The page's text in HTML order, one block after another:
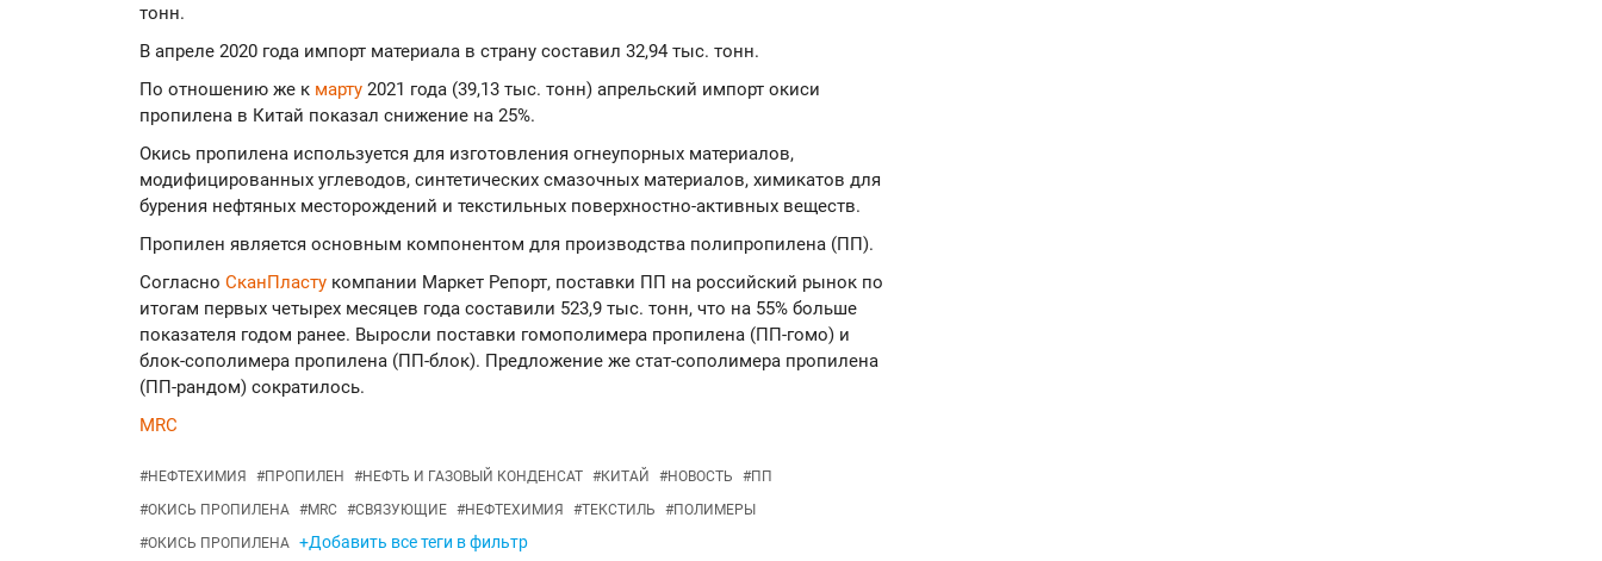
тонн.
В апреле 2020 года импорт материала в страну составил 32,94 тыс. тонн.
По отношению же к марту 2021 года (39,13 тыс. тонн) апрельский импорт окиси
пропилена в Китай показал снижение на 25%.
Окись пропилена используется для изготовления огнеупорных материалов,
модифицированных углеводов, синтетических смазочных материалов, химикатов для
бурения нефтяных месторождений и текстильных поверхностно-активных веществ.
Пропилен является основным компонентом для производства полипропилена (ПП).
Согласно СканПласту компании Маркет Репорт, поставки ПП на российский рынок по
итогам первых четырех месяцев года составили 523,9 тыс. тонн, что на 55% больше
показателя годом ранее. Выросли поставки гомополимера пропилена (ПП-гомо) и
блок-сополимера пропилена (ПП-блок). Предложение же стат-сополимера пропилена
(ПП-рандом) сократилось.
MRC
#НЕФТЕХИМИЯ #ПРОПИЛЕН #НЕФТЬ И ГАЗОВЫЙ КОНДЕНСАТ #КИТАЙ #НОВОСТЬ #ПП
#ОКИСЬ ПРОПИЛЕНА #MRC #СВЯЗУЮЩИЕ #НЕФТЕХИМИЯ #ТЕКСТИЛЬ #ПОЛИМЕРЫ
#ОКИСЬ ПРОПИЛЕНА +Добавить все теги в фильтр